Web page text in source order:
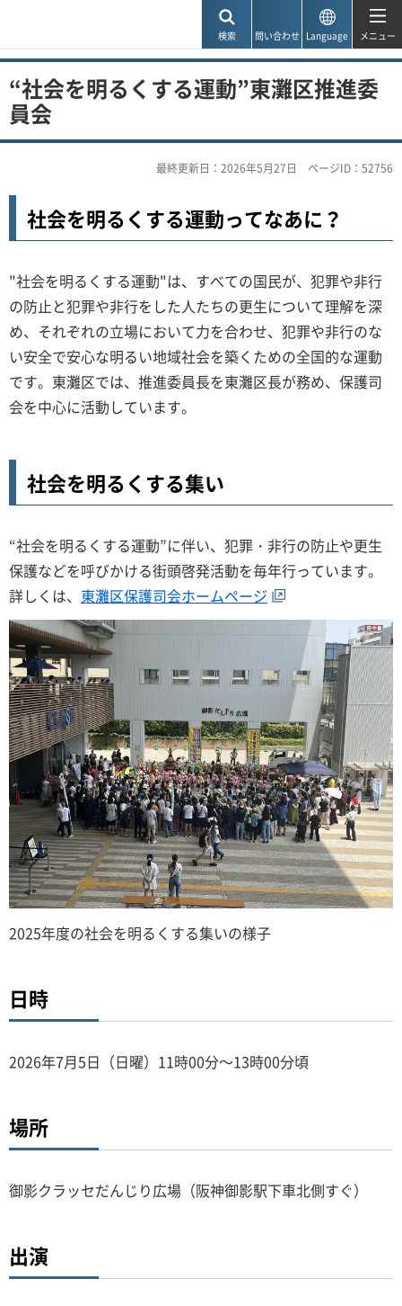
検索 問い合わせ Language メニュー
“社会を明るくする運動”東灘区推進委
員会
最終更新日：2026年5月27日 ページID：52756
社会を明るくする運動ってなあに？
"社会を明るくする運動"は、すべての国民が、犯罪や非行
の防止と犯罪や非行をした人たちの更生について理解を深
め、それぞれの立場において力を合わせ、犯罪や非行のな
い安全で安心な明るい地域社会を築くための全国的な運動
です。東灘区では、推進委員長を東灘区長が務め、保護司
会を中心に活動しています。
社会を明るくする集い
“社会を明るくする運動”に伴い、犯罪・非行の防止や更生
保護などを呼びかける街頭啓発活動を毎年行っています。
詳しくは、 東灘区保護司会ホームページ
2025年度の社会を明るくする集いの様子
日時
2026年7月5日（日曜）11時00分～13時00分頃
場所
御影クラッセだんじり広場（阪神御影駅下車北側すぐ）
出演